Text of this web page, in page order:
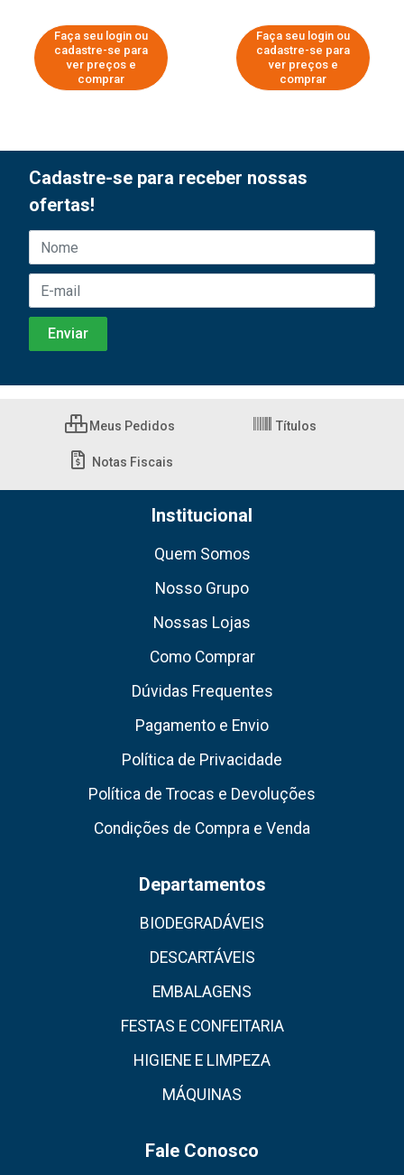
Faça seu login ou
cadastre-se para
ver preços e
comprar
Faça seu login ou
cadastre-se para
ver preços e
comprar
Cadastre-se para receber nossas
ofertas!
Meus Pedidos Títulos
Notas Fiscais
Institucional
Quem Somos
Nosso Grupo
Nossas Lojas
Como Comprar
Dúvidas Frequentes
Pagamento e Envio
Política de Privacidade
Política de Trocas e Devoluções
Condições de Compra e Venda
Departamentos
BIODEGRADÁVEIS
DESCARTÁVEIS
EMBALAGENS
FESTAS E CONFEITARIA
HIGIENE E LIMPEZA
MÁQUINAS
Fale Conosco